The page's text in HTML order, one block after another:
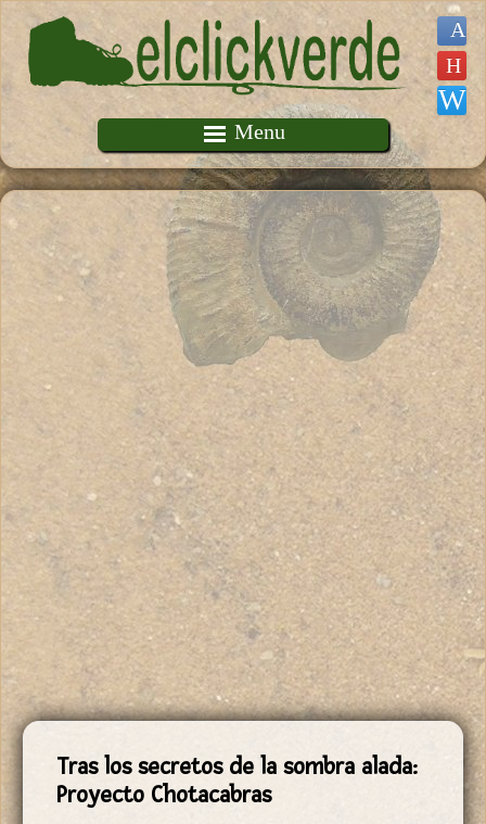
Pasar al contenido principal
Menu
Tras los secretos de la sombra alada:
Proyecto Chotacabras